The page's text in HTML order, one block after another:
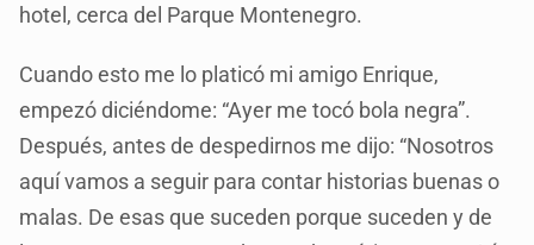
hotel, cerca del Parque Montenegro.
Cuando esto me lo platicó mi amigo Enrique,
empezó diciéndome: “Ayer me tocó bola negra”.
Después, antes de despedirnos me dijo: “Nosotros
aquí vamos a seguir para contar historias buenas o
malas. De esas que suceden porque suceden y de